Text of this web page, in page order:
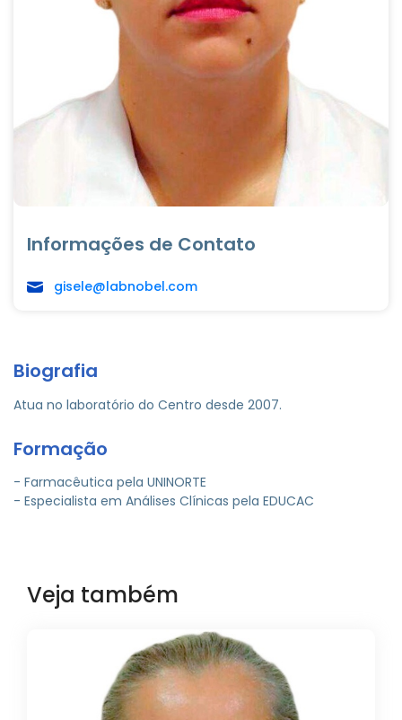
Informações de Contato
gisele@labnobel.com
Biografia
Atua no laboratório do Centro desde 2007.
Formação
- Farmacêutica pela UNINORTE
- Especialista em Análises Clínicas pela EDUCAC
Veja também